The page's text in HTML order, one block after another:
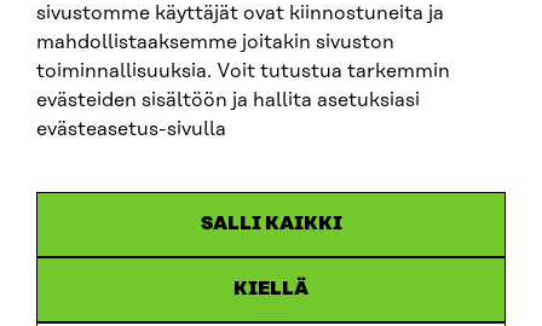
sivustomme käyttäjät ovat kiinnostuneita ja
mahdollistaaksemme joitakin sivuston
toiminnallisuuksia. Voit tutustua tarkemmin
evästeiden sisältöön ja hallita asetuksiasi
evästeasetus-sivulla
SALLI KAIKKI
KIELLÄ
LinkedIn
Instagram
YouTube